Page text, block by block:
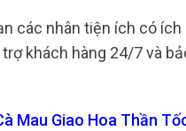
các nhân tiện ích có
khách hàng 24/7 và
Mau Giao Hoa Thần